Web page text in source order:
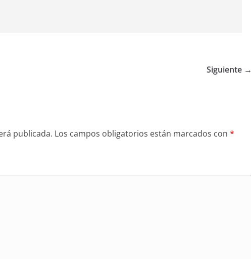
Siguiente →
publicada. Los campos obligatorios están marcados con *